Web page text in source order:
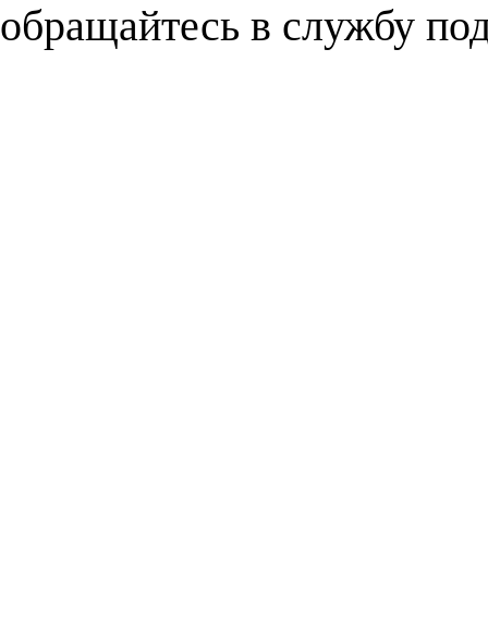
обращайтесь в службу